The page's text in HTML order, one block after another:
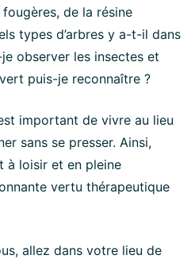
de la résine
types d’arbres y a-t-il dans
observer les insectes et
puis-je reconnaître ?
important de vivre au lieu
sans se presser. Ainsi,
à loisir et en pleine
vertu thérapeutique
allez dans votre lieu de